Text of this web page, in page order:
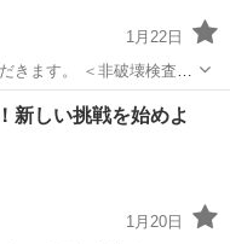
1月22日
破壊検査と
するお仕事です。 最初
新しい挑戦を始めよ
1月20日